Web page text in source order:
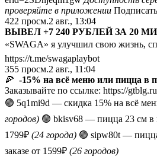
проверяйте в приложении
422 просм.2 авг., 13:04
ВЫВEЛ +7 240 РУБЛЕЙ ЗА 20
«SWAGA» я улучшил свою жизнь,
https://t.me/swagaplaybot
355 просм.2 авг., 11:04
🍕 -15% на всё меню или пицца в
Заказывайте по ссылке: https://
🟢 5q1mi9d — скидка 15% на всё
городов) 🟢 bkisv68 — пицца 23 см в
1799₽ (24 города) 🟢 sipw80t —
заказе от 1599₽ (26 городов)